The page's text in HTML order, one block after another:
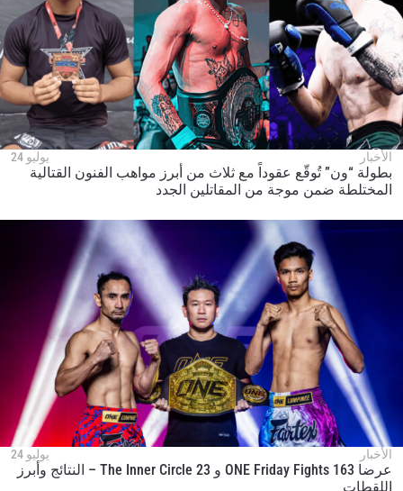
الأخبار يوليو 24
بطولة “ون” تُوقّع عقوداً مع ثلاث من أبرز مواهب الفنون القتالية
المختلطة ضمن موجة من المقاتلين الجدد
الأخبار يوليو 24
عرضا ONE Friday Fights 163 و The Inner Circle 23 – النتائج وأبرز
اللقطات